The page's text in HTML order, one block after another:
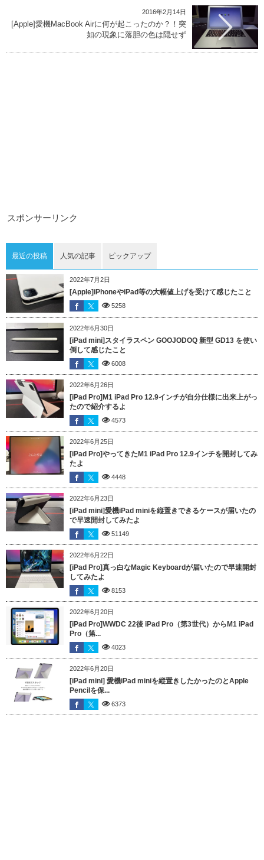
2016年2月14日
[Apple]愛機MacBook Airに何が起こったのか？！突
如の現象に落胆の色は隠せず
スポンサーリンク
最近の投稿 人気の記事 ピックアップ
2022年7月2日
[Apple]iPhoneやiPad等の大幅値上げを受けて感じたこと
5258
2022年6月30日
[iPad mini]スタイラスペン GOOJODOQ 新型 GD13 を使い
倒して感じたこと
6008
2022年6月26日
[iPad Pro]M1 iPad Pro 12.9インチが自分仕様に出来上がっ
たので紹介するよ
4573
2022年6月25日
[iPad Pro]やってきたM1 iPad Pro 12.9インチを開封してみ
たよ
4448
2022年6月23日
[iPad mini]愛機iPad miniを縦置きできるケースが届いたの
で早速開封してみたよ
51149
2022年6月22日
[iPad Pro]真っ白なMagic Keyboardが届いたので早速開封
してみたよ
8153
2022年6月20日
[iPad Pro]WWDC 22後 iPad Pro（第3世代）からM1 iPad
Pro（第...
4023
2022年6月20日
[iPad mini] 愛機iPad miniを縦置きしたかったのとApple
Pencilを保...
6373